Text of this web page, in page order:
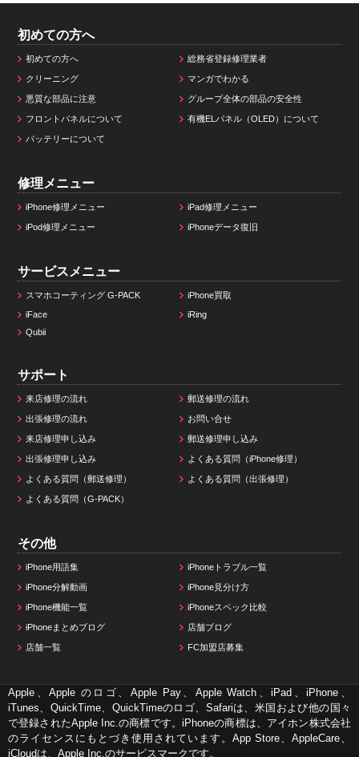
初めての方へ
初めての方へ 総務省登録修理業者
クリーニング マンガでわかる
悪質な部品に注意 グループ全体の部品の安全性
フロントパネルについて 有機ELパネル（OLED）について
バッテリーについて
修理メニュー
iPhone修理メニュー iPad修理メニュー
iPod修理メニュー iPhoneデータ復旧
サービスメニュー
スマホコーティング G-PACK
iPhone買取
iFace
iRing
Qubii
サポート
来店修理の流れ 郵送修理の流れ
出張修理の流れ お問い合せ
来店修理申し込み 郵送修理申し込み
出張修理申し込み よくある質問（iPhone修理）
よくある質問（郵送修理） よくある質問（出張修理）
よくある質問（G-PACK）
その他
iPhone用語集 iPhoneトラブル一覧
iPhone分解動画 iPhone見分け方
iPhone機能一覧 iPhoneスペック比較
iPhoneまとめブログ 店舗ブログ
店舗一覧 FC加盟店募集
Apple、Apple のロゴ、Apple Pay、Apple Watch、iPad、iPhone、
iTunes、QuickTime、QuickTimeのロゴ、Safariは、米国および他の国々
で登録されたApple Inc.の商標です。iPhoneの商標は、アイホン株式会社
のライセンスにもとづき使用されています。App Store、AppleCare、
iCloudは、Apple Inc.のサービスマークです。